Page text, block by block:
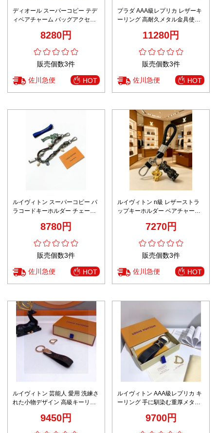
ディオール スーパーコピー テデ
ィベアチャーム バッグアクセサ
8280円
販売個数3件
佐川急便 HOT
プラダ AAA級レプリカ レザーキ
ーリング 高耐久メタル金具使用
11280円
販売個数3件
佐川急便 HOT
ルイヴィトン スーパーコピー パ
ラコードキーホルダー チェーン
8780円
販売個数3件
佐川急便 HOT
ルイヴィトン n級 レザーストラ
ップキーホルダー ベアチャーム
7270円
販売個数3件
佐川急便 HOT
ルイヴィトン 芸能人 愛用 洗練さ
れた小物デザイン 高級キーリン
9450円
ルイヴィトン AAA級レプリカ キ
ーリング 手に馴染む重厚メタル
9700円